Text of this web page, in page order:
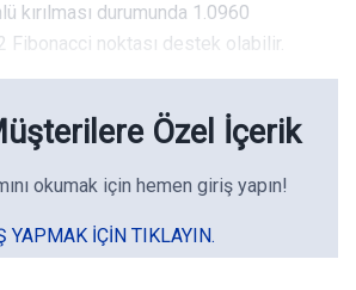
kırılması durumunda 1.0960
Fibonacci noktası destek olabilir.
Özel İçerik
okumak için hemen giriş yapın!
YAPMAK IÇIN TIKLAYIN.